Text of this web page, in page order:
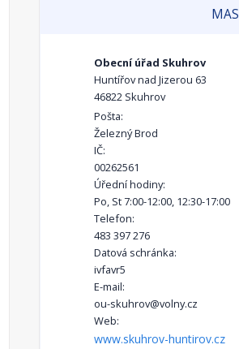
MAS
Obecní úřad Skuhrov
Huntířov nad Jizerou 63
46822 Skuhrov
Pošta:
Železný Brod
IČ:
00262561
Úřední hodiny:
Po, St 7:00-12:00, 12:30-17:00
Telefon:
483 397 276
Datová schránka:
ivfavr5
E-mail:
ou-skuhrov@volny.cz
Web:
www.skuhrov-huntirov.cz